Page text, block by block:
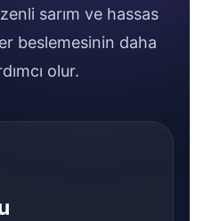
sarım ve hassas
beslemesinin daha
olur.